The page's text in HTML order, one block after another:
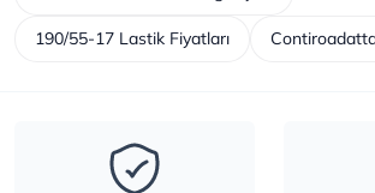
190/55-17 Lastik Fiyatları